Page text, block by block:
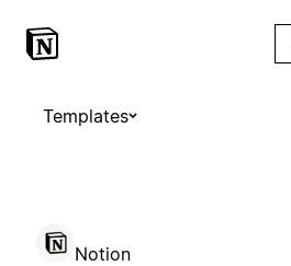
Templates
Notion